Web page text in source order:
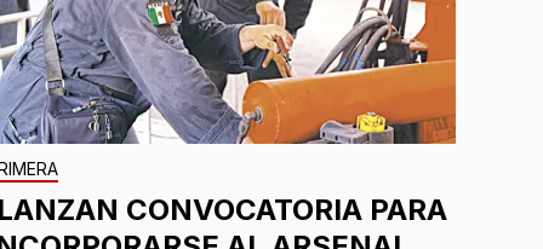
CONVOCATORIA PARA